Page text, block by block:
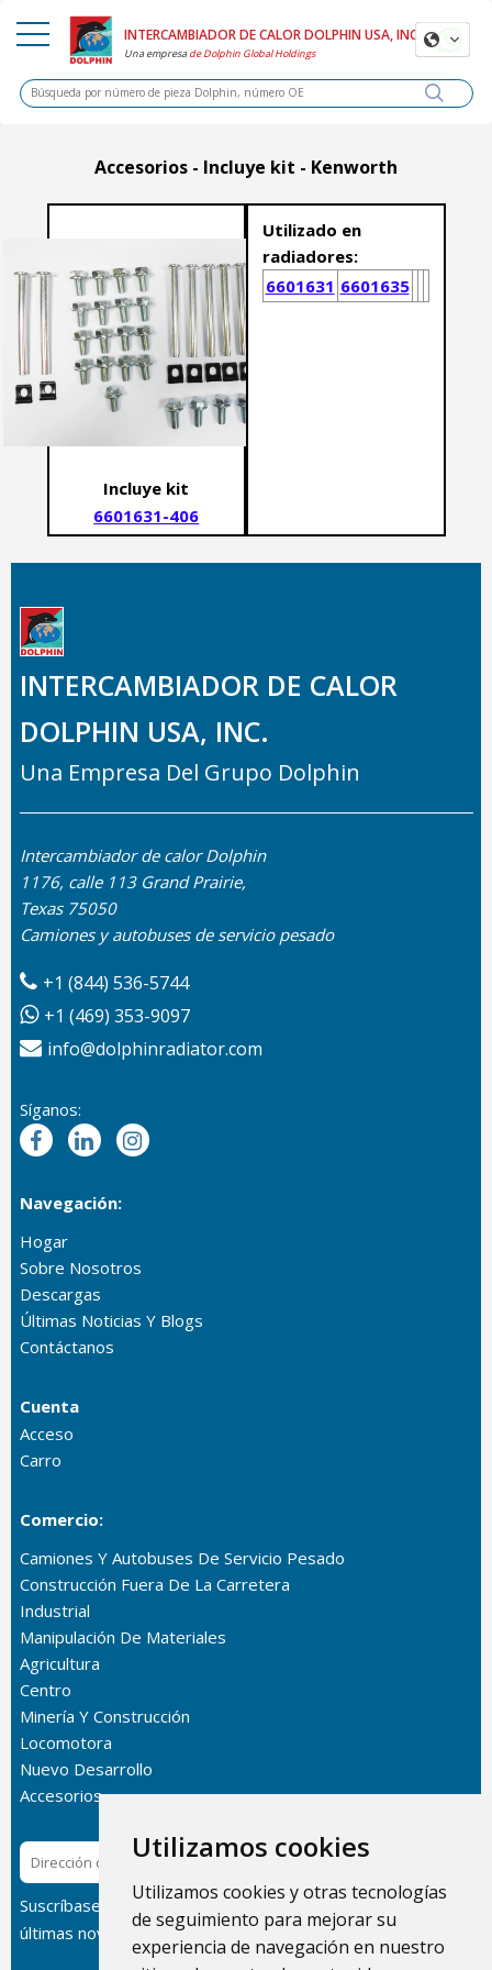
Utilizamos cookies
Utilizamos cookies y otras tecnologías
de seguimiento para mejorar su
experiencia de navegación en nuestro
INTERCAMBIADOR DE CALOR DOLPHIN USA, INC.
Una empresade Dolphin Global Holdings
Accesorios - Incluye kit - Kenworth
Incluye kit
6601631-406
Utilizado en
radiadores:
6601631 6601635
INTERCAMBIADOR DE CALOR
DOLPHIN USA, INC.
Una Empresa Del Grupo Dolphin
Intercambiador de calor Dolphin
1176, calle 113 Grand Prairie,
Texas 75050
Camiones y autobuses de servicio pesado
+1 (844) 536-5744
+1 (469) 353-9097
info@dolphinradiator.com
Síganos:
Navegación:
Hogar
Sobre Nosotros
Descargas
Últimas Noticias Y Blogs
Contáctanos
Cuenta
Acceso
Carro
Comercio:
Camiones Y Autobuses De Servicio Pesado
Construcción Fuera De La Carretera
Industrial
Manipulación De Materiales
Agricultura
Centro
Minería Y Construcción
Locomotora
Nuevo Desarrollo
Accesorios
Suscribir
Suscríbase a nuestro boletín informativo para recibir las
últimas novedades sobre nuestros productos.